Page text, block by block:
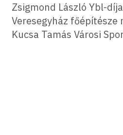
Zsigmond László Ybl-
Veresegyház főépítésze
Kucsa Tamás Városi